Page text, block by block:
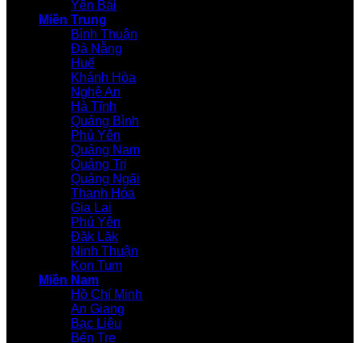
Yên Bái
Miền Trung
Bình Thuận
Đà Nẵng
Huế
Khánh Hòa
Nghệ An
Hà Tĩnh
Quảng Bình
Phú Yên
Quảng Nam
Quảng Trị
Quảng Ngãi
Thanh Hóa
Gia Lai
Phú Yên
Đăk Lăk
Ninh Thuận
Kon Tum
Miền Nam
Hồ Chí Minh
An Giang
Bạc Liêu
Bến Tre